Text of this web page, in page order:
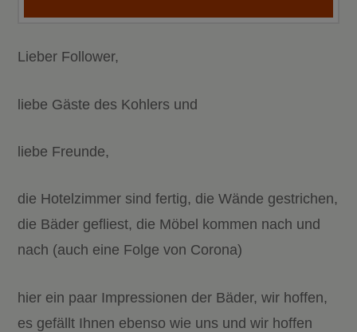
Lieber Follower,
liebe Gäste des Kohlers und
liebe Freunde,
die Hotelzimmer sind fertig, die Wände gestrichen,
die Bäder gefliest, die Möbel kommen nach und
nach (auch eine Folge von Corona)
hier ein paar Impressionen der Bäder, wir hoffen,
es gefällt Ihnen ebenso wie uns und wir hoffen